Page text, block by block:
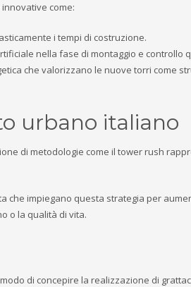
come:
i tempi di costruzione.
nella fase di montaggio e controllo
che valorizzano le nuove torri come
urbano italiano
di metodologie come il tower rush
che impiegano questa strategia per
o la qualità di vita.
di concepire la realizzazione di